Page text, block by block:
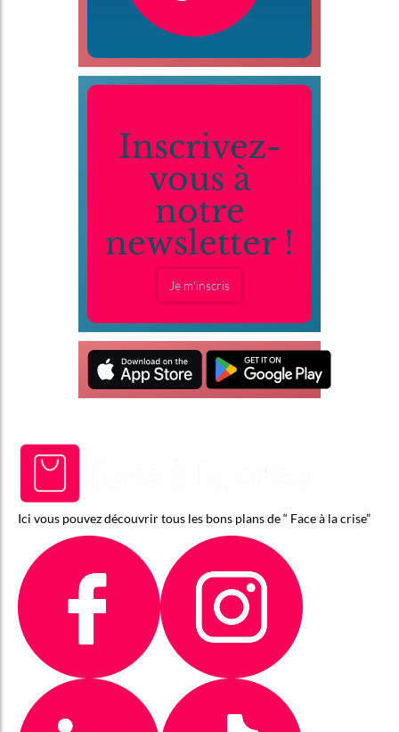
Inscrivez-
vous à
notre
newsletter !
Je m'inscris
Ici vous pouvez découvrir tous les bons plans de “ Face à la crise”